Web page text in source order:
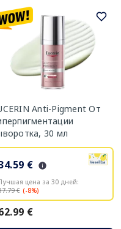
Anti-Pigment От
30 мл
€
цена за 30 дней:
€ (-8%)
€